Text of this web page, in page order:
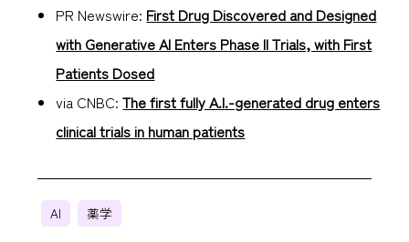
PR Newswire: First Drug Discovered and Designed
with Generative AI Enters Phase II Trials, with First
Patients Dosed
via CNBC:The first fully A.I.-generated drug enters
clinical trials in human patients
AI 薬学